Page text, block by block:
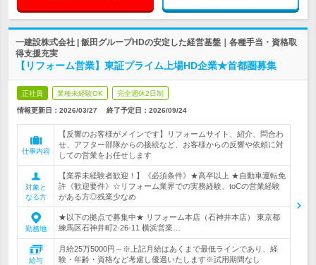
一建設株式会社 | 飯田グループHDの安定した経営基盤｜各種手当・資格取
得支援充実
【リフォーム営業】東証プライム上場HD企業★首都圏募集
正社員 業種未経験OK 完全週休2日制
情報更新日：2026/03/27 終了予定日： 2026/09/24
仕事内容
【反響のお客様がメインです】リフォームサイト、紹介、問合わ
せ、アフター部隊からの接続など、お客様からの反響や依頼に対
しての営業をお任せします
対象と
なる方
【業界未経験者歓迎！】《必須条件》★高卒以上 ★自動車運転免
許《歓迎要件》☆リフォーム業界での実務経験、toCの営業経験
がある方◎残業少なめ
勤務地
★以下の拠点で募集中★ リフォーム本店（石神井本店） 東京都
練馬区石神井町2-26-11 横浜営業…
給与
月給25万5000円～※上記月給はあくまで最低ラインであり、経
験・年齢・資格など考慮し優遇いたします※試用期間なし